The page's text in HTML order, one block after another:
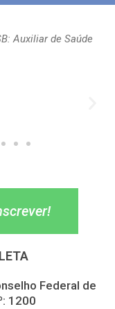
Auxiliar de Saúde
Federal de
1200